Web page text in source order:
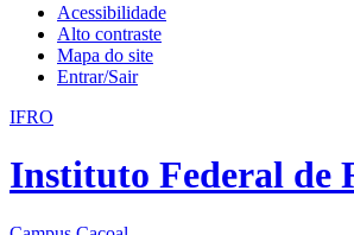
Acessibilidade
Alto contraste
Mapa do site
Entrar/Sair
IFRO
Instituto Federal de